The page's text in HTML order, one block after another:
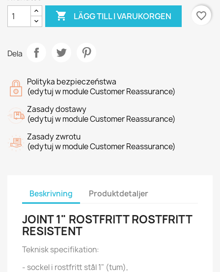
 LÄGG TILL I VARUKORGEN favorite_border
Dela
Polityka bezpieczeństwa
(edytuj w module Customer Reassurance)
Zasady dostawy
(edytuj w module Customer Reassurance)
Zasady zwrotu
(edytuj w module Customer Reassurance)
Beskrivning Produktdetaljer
JOINT 1" ROSTFRITT ROSTFRITT
RESISTENT
Teknisk specifikation:
- sockel i rostfritt stål 1" (tum),